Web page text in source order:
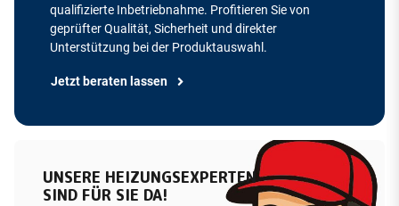
qualifizierte Inbetriebnahme. Profitieren Sie von
geprüfter Qualität, Sicherheit und direkter
Unterstützung bei der Produktauswahl.
Jetzt beraten lassen
UNSERE HEIZUNGSEXPERTEN
SIND FÜR SIE DA!